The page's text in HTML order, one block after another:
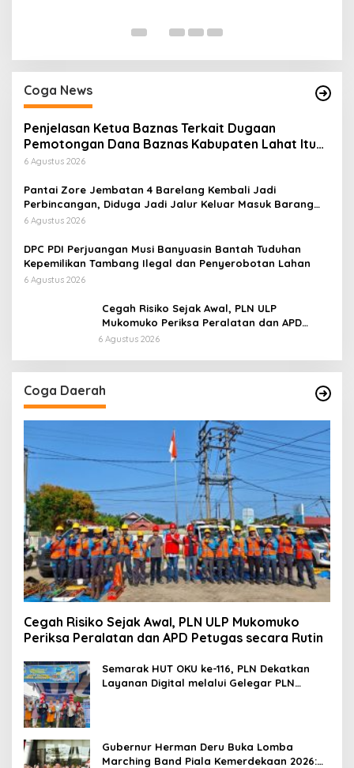
Coga News
Penjelasan Ketua Baznas Terkait Dugaan
Pemotongan Dana Baznas Kabupaten Lahat Itu
Tidak Benar
6 Agustus 2026
Pantai Zore Jembatan 4 Barelang Kembali Jadi
Perbincangan, Diduga Jadi Jalur Keluar Masuk Barang
Tanpa Dokumen Kepabeanan, Nama Berinisial WL
di Kawasan Pesisir
6 Agustus 2026
DPC PDI Perjuangan Musi Banyuasin Bantah Tuduhan
Kepemilikan Tambang Ilegal dan Penyerobotan Lahan
6 Agustus 2026
Cegah Risiko Sejak Awal, PLN ULP
Mukomuko Periksa Peralatan dan APD
Petugas secara Rutin
6 Agustus 2026
Coga Daerah
Cegah Risiko Sejak Awal, PLN ULP Mukomuko
Periksa Peralatan dan APD Petugas secara Rutin
Semarak HUT OKU ke-116, PLN Dekatkan
Layanan Digital melalui Gelegar PLN
Gubernur Herman Deru Buka Lomba
Marching Band Piala Kemerdekaan 2026: